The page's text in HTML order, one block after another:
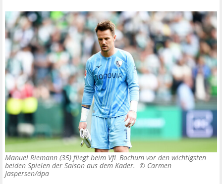
Manuel Riemann (35) fliegt beim VfL Bochum vor den wichtigsten
beiden Spielen der Saison aus dem Kader. © Carmen
Jaspersen/dpa